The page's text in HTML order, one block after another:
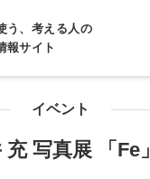
う、考える人の
報サイト
イベント
充 写真展 「Fe」